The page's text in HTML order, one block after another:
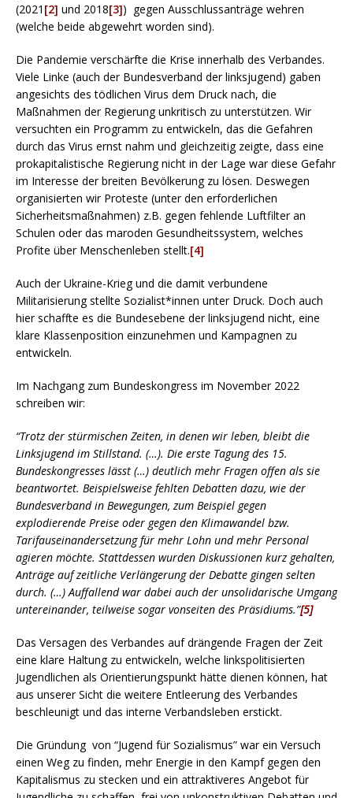
(2021 [2] und 2018[3]) gegen Ausschlussanträge wehren
(welche beide abgewehrt worden sind).
Die Pandemie verschärfte die Krise innerhalb des Verbandes.
Viele Linke (auch der Bundesverband der linksjugend) gaben
angesichts des tödlichen Virus dem Druck nach, die
Maßnahmen der Regierung unkritisch zu unterstützen. Wir
versuchten ein Programm zu entwickeln, das die Gefahren
durch das Virus ernst nahm und gleichzeitig zeigte, dass eine
prokapitalistische Regierung nicht in der Lage war diese Gefahr
im Interesse der breiten Bevölkerung zu lösen. Deswegen
organisierten wir Proteste (unter den erforderlichen
Sicherheitsmaßnahmen) z.B. gegen fehlende Luftfilter an
Schulen oder das maroden Gesundheitssystem, welches
Profite über Menschenleben stellt.[4]
Auch der Ukraine-Krieg und die damit verbundene
Militarisierung stellte Sozialist*innen unter Druck. Doch auch
hier schaffte es die Bundesebene der linksjugend nicht, eine
klare Klassenposition einzunehmen und Kampagnen zu
entwickeln.
Im Nachgang zum Bundeskongress im November 2022
schreiben wir:
“Trotz der stürmischen Zeiten, in denen wir leben, bleibt die
Linksjugend im Stillstand. (…). Die erste Tagung des 15.
Bundeskongresses lässt (…) deutlich mehr Fragen offen als sie
beantwortet. Beispielsweise fehlten Debatten dazu, wie der
Bundesverband in Bewegungen, zum Beispiel gegen
explodierende Preise oder gegen den Klimawandel bzw.
Tarifauseinandersetzung für mehr Lohn und mehr Personal
agieren möchte. Stattdessen wurden Diskussionen kurz gehalten,
Anträge auf zeitliche Verlängerung der Debatte gingen selten
durch. (…) Auffallend war dabei auch der unsolidarische Umgang
untereinander, teilweise sogar vonseiten des Präsidiums.”[5]
Das Versagen des Verbandes auf drängende Fragen der Zeit
eine klare Haltung zu entwickeln, welche linkspolitisierten
Jugendlichen als Orientierungspunkt hätte dienen können, hat
aus unserer Sicht die weitere Entleerung des Verbandes
beschleunigt und das interne Verbandsleben erstickt.
Die Gründung von “Jugend für Sozialismus” war ein Versuch
einen Weg zu finden, mehr Energie in den Kampf gegen den
Kapitalismus zu stecken und ein attraktiveres Angebot für